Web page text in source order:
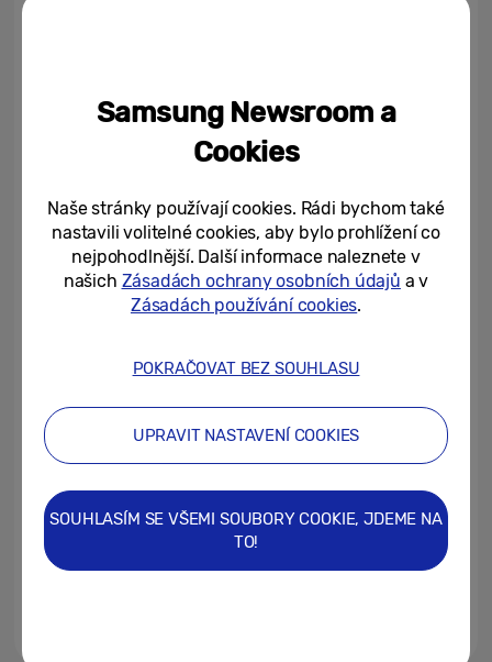
Samsung přidá u řady Galaxy A
přímý přístup k AI asistentovi
29/04/2025
Jak vybrat správnou herní
mašinu?
umělá inteligence pro každého
Samsung oficiálně zahajuje v
Česku prodej telefonů řady
Galaxy A
Samsung Newsroom a
Cookies
Naše stránky používají cookies. Rádi bychom také
nastavili volitelné cookies, aby bylo prohlížení co
nejpohodlnější. Další informace naleznete v
našich Zásadách ochrany osobních údajů a v
Zásadách používání cookies.
POKRAČOVAT BEZ SOUHLASU
UPRAVIT NASTAVENÍ COOKIES
SOUHLASÍM SE VŠEMI SOUBORY COOKIE, JDEME NA
TO!